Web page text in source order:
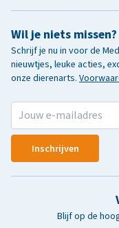
Wil je niets missen?
Schrijf je nu in voor de
nieuwtjes, leuke acties,
onze dierenarts.
Inschrijven
Blijf op de